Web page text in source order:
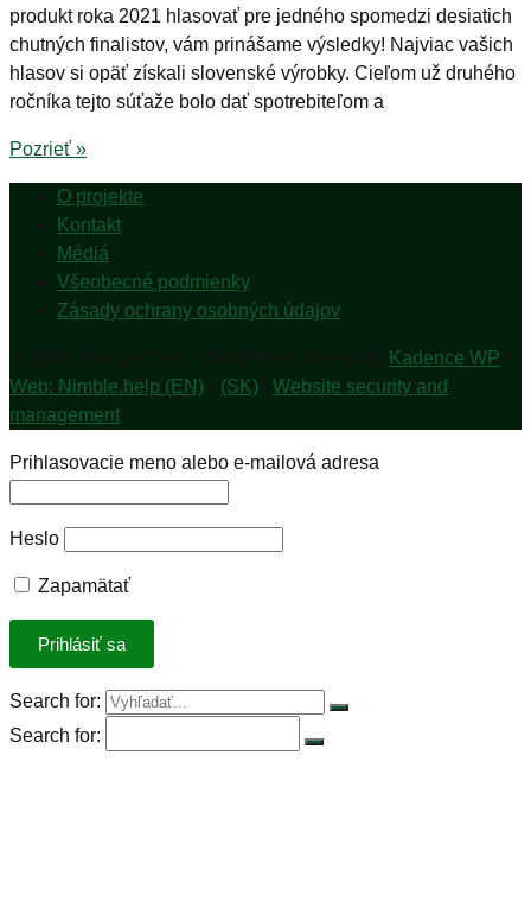
produkt roka 2021 hlasovať pre jedného spomedzi desiatich
chutných finalistov, vám prinášame výsledky! Najviac vašich
hlasov si opäť získali slovenské výrobky. Cieľom už druhého
ročníka tejto súťaže bolo dať spotrebiteľom a
Pozrieť »
O projekte
Kontakt
Médiá
Všeobecné podmienky
Zásady ochrany osobných údajov
Kadence WP
Web: Nimble.help (EN)
(SK)
Website security and
management
Prihlasovacie meno alebo e-mailová adresa
Heslo
Zapamätať
Search for:
Search for: